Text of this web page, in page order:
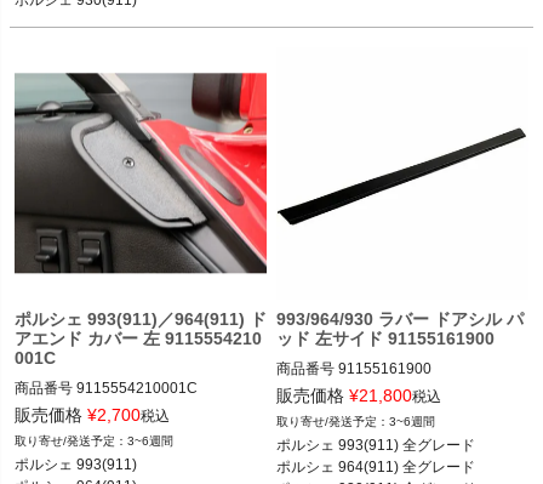
ポルシェ 964(911) カレラ2／カレラ4
／カレラRS／ターボ 89-93
-89
ポルシェ 993(911)／964(911) ド
アエンド カバー 左 9115554210
001C
商品番号 9115554210001C
ポルシェ 993(911) カレラ／カレラ4／
ターボ／カレラRS／カレラ4S／ター
ボS／カレラS 93-97
販売価格 ¥2,700税込
3~6週間
ポルシェ 993(911)
993/964/930 ラバー ドアシル パ
ッド 左サイド 91155161900
商品番号 91155161900
91155161900
ポルシェ 993(911) 全グレード 93-97
ポルシェ 964(911) 全グレード 89-93
販売価格 ¥21,800税込
3~6週間
ポルシェ 993(911) 全グレード
ポルシェ 964(911) 全グレード